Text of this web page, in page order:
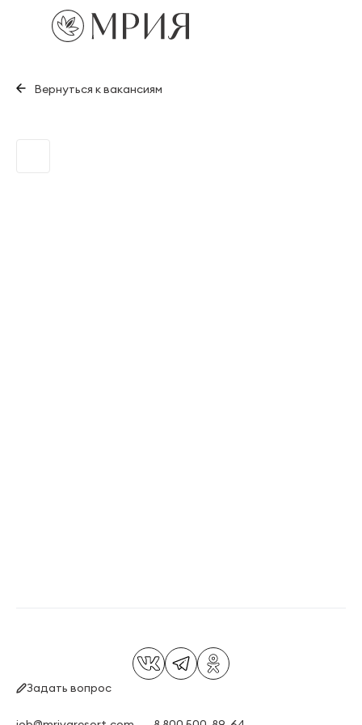
Вернуться к вакансиям
Задать вопрос